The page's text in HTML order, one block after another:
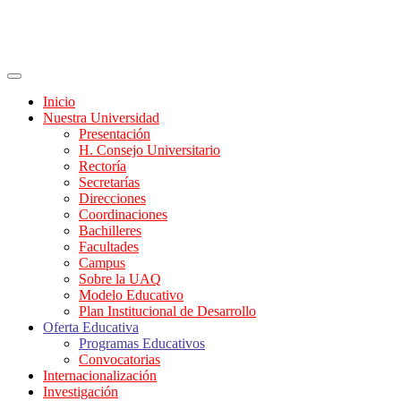
Inicio
Nuestra Universidad
Presentación
H. Consejo Universitario
Rectoría
Secretarías
Direcciones
Coordinaciones
Bachilleres
Facultades
Campus
Sobre la UAQ
Modelo Educativo
Plan Institucional de Desarrollo
Oferta Educativa
Programas Educativos
Convocatorias
Internacionalización
Investigación